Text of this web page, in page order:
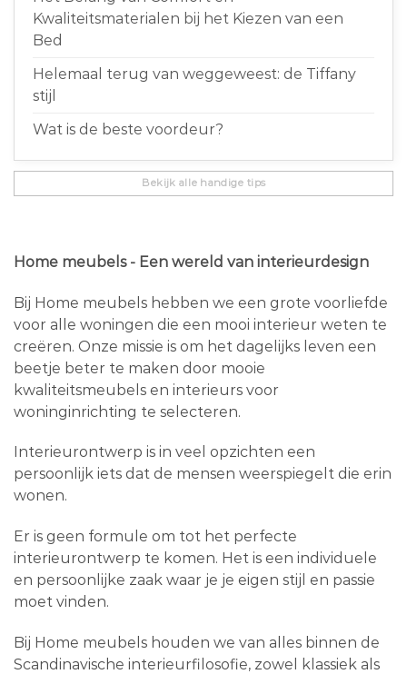
Kwaliteitsmaterialen bij het Kiezen van een
Bed
Helemaal terug van weggeweest: de Tiffany
stijl
Wat is de beste voordeur?
Bekijk alle handige tips
Home meubels - Een wereld van interieurdesign
Bij Home meubels hebben we een grote voorliefde
voor alle woningen die een mooi interieur weten te
creëren. Onze missie is om het dagelijks leven een
beetje beter te maken door mooie
kwaliteitsmeubels en interieurs voor
woninginrichting te selecteren.
Interieurontwerp is in veel opzichten een
persoonlijk iets dat de mensen weerspiegelt die erin
wonen.
Er is geen formule om tot het perfecte
interieurontwerp te komen. Het is een individuele
en persoonlijke zaak waar je je eigen stijl en passie
moet vinden.
Bij Home meubels houden we van alles binnen de
Scandinavische interieurfilosofie, zowel klassiek als